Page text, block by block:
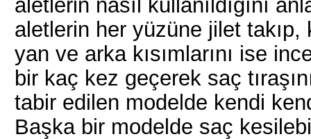
aletlerin nasıl kullanıldığını
aletlerin her yüzüne jilet takıp,
yan ve arka kısımlarını ise
bir kaç kez geçerek saç
tabir edilen modelde kendi
Başka bir modelde saç